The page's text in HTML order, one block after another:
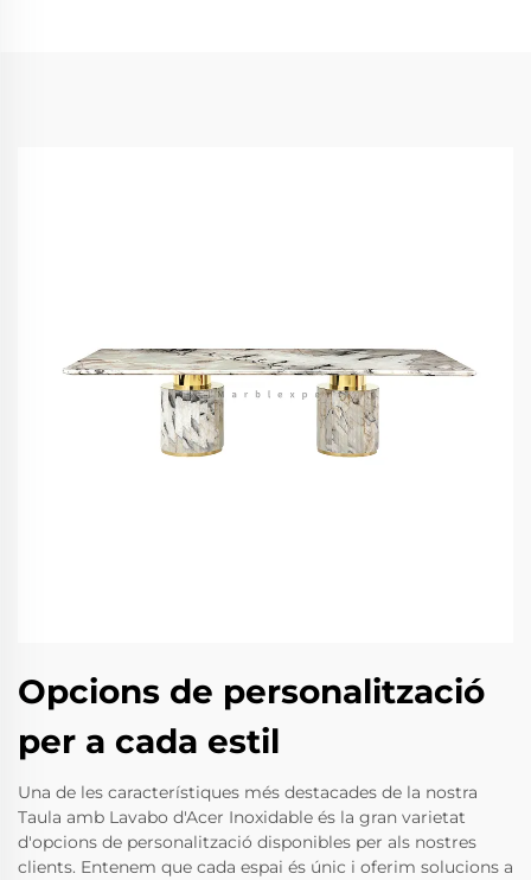
Opcions de personalització
per a cada estil
Una de les característiques més destacades de la nostra
Taula amb Lavabo d'Acer Inoxidable és la gran varietat
d'opcions de personalització disponibles per als nostres
clients. Entenem que cada espai és únic i oferim solucions a